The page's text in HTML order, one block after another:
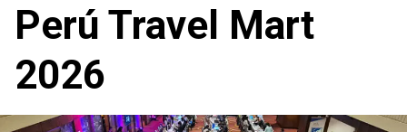
Perú Travel Mart
2026